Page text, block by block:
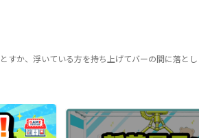
か、浮いている方を持ち上げてバーの間に落とし